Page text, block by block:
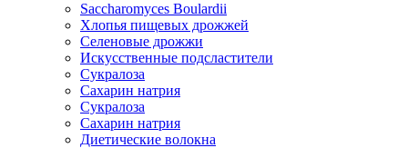
Saccharomyces Boulardii
Хлопья пищевых дрожжей
Селеновые дрожжи
Искусственные подсластители
Сукралоза
Сахарин натрия
Сукралоза
Сахарин натрия
Диетические волокна